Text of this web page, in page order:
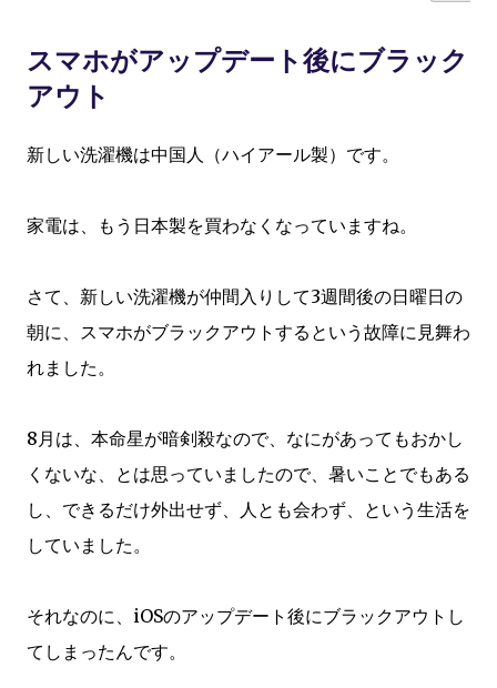
スマホがアップデート後にブラック
アウト
新しい洗濯機は中国人（ハイアール製）です。
家電は、もう日本製を買わなくなっていますね。
さて、新しい洗濯機が仲間入りして3週間後の日曜日の
朝に、スマホがブラックアウトするという故障に見舞わ
れました。
8月は、本命星が暗剣殺なので、なにがあってもおかし
くないな、とは思っていましたので、暑いことでもある
し、できるだけ外出せず、人とも会わず、という生活を
していました。
それなのに、iOSのアップデート後にブラックアウトし
てしまったんです。